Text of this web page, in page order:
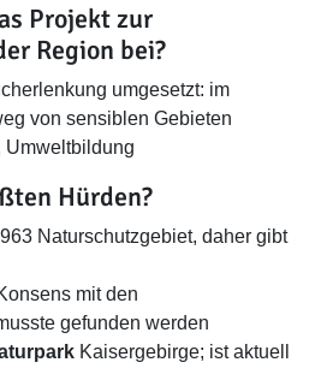
Projekt zur
Region bei?
umgesetzt: im
von sensiblen Gebieten
Umweltbildung
Hürden?
Naturschutzgebiet, daher gibt
mit den
gefunden werden
Kaisergebirge; ist aktuell